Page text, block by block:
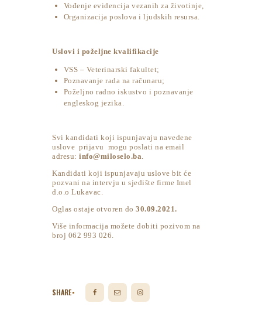
Vođenje evidencija vezanih za životinje,
Organizacija poslova i ljudskih resursa.
Uslovi i poželjne kvalifikacije
VSS – Veterinarski fakultet;
Poznavanje rada na računaru;
Poželjno radno iskustvo i poznavanje
engleskog jezika.
Svi kandidati koji ispunjavaju navedene
uslove prijavu mogu poslati na email
adresu: info@miloselo.ba.
Kandidati koji ispunjavaju uslove bit će
pozvani na intervju u sjedište firme Imel
d.o.o Lukavac.
Oglas ostaje otvoren do 30.09.2021.
Više informacija možete dobiti pozivom na
broj 062 993 026.
SHARE